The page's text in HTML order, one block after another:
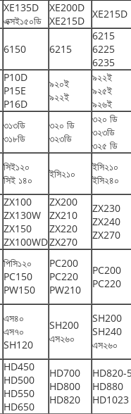
XE135D
এক্সই১৫০ডি
XE200D
XE215D
XE215D
6150 6215
6215
6225
6235
P10D
P15E
P16D
৯২০ই
৯২২ই
৯২২ই
৯২৫ই
৯২৬ই
৩১৩ডি
৩১৮ডি
৩২০ ডি
৩২৩ডি
৩২০ ডি
৩২৩ডি
৩২৫ ডি
সিই১২০
সিই ১৪০
ইসি২১০
ইসি২১০
ইসি২৪০
ZX100
ZX130W
ZX150
ZX100WD
ZX200
ZX210
ZX220
ZX270
ZX230
ZX240
ZX270
পিসি১২০
PC150
PW150
PC200
PC220
PW210
PC200
PC220
এস৪০
এস৭০
SH120
SH200
এস২৬০
SH200
SH240
এস২৬০
HD450
HD500
HD550
HD650
HD700
HD800
HD820
HD820-
HD880
HD1023